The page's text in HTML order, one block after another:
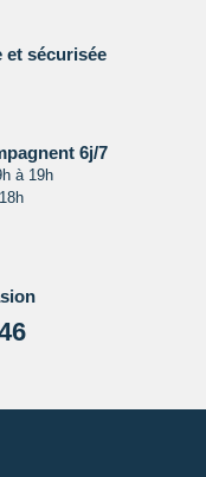
et sécurisée
6j/7
à 19h